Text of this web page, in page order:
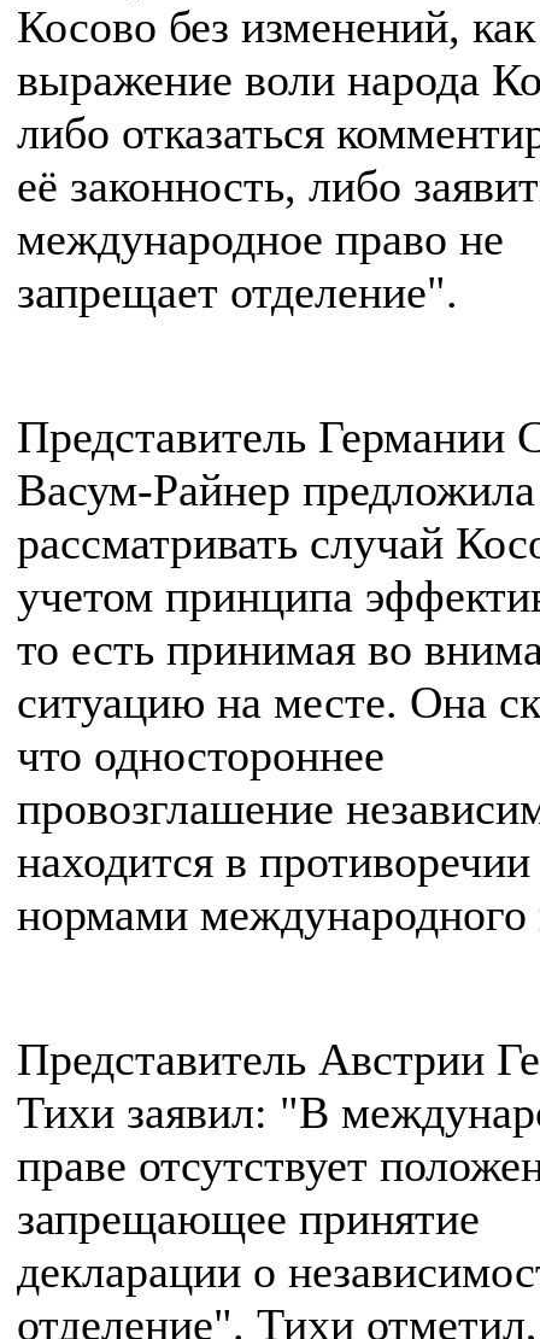
Косово без изменений, как
выражение воли народа
либо отказаться
её законность, либо
международное право не
запрещает отделение".
Представитель Германии
Васум-Райнер
рассматривать случай
учетом принципа
то есть принимая во
ситуацию на месте. Она
что одностороннее
провозглашение
находится в противоречии
нормами международного
Представитель Австрии
Тихи заявил: "В
праве отсутствует
запрещающее принятие
декларации о
отделение". Тихи